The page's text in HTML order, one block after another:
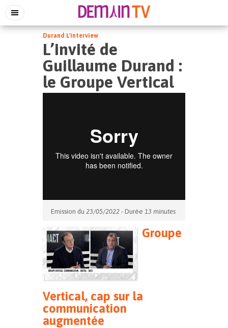
Durand L'interview
L’invité de
Guillaume Durand :
le Groupe Vertical
Emission du 23/05/2022 - Durée 13 minutes
Groupe
Vertical, cap sur la
communication
augmentée